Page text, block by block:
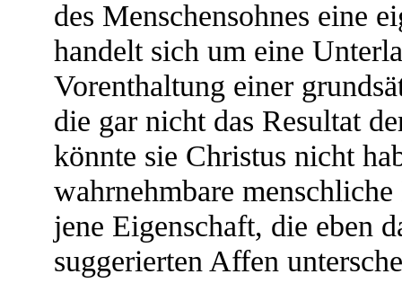
des Menschensohnes eine
handelt sich um eine
Vorenthaltung einer
die gar nicht das Resultat
könnte sie Christus nicht
wahrnehmbare
jene Eigenschaft, die eben
suggerierten Affen